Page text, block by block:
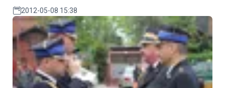
2012-05-08 15:38